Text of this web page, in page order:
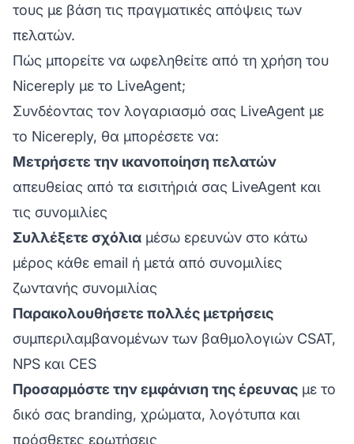
τους με βάση τις πραγματικές απόψεις των
πελατών.
Πώς μπορείτε να ωφεληθείτε από τη χρήση του
Nicereply με το LiveAgent;
Συνδέοντας τον λογαριασμό σας LiveAgent με
το Nicereply, θα μπορέσετε να:
Μετρήσετε την ικανοποίηση πελατών
απευθείας από τα εισιτήριά σας LiveAgent και
τις συνομιλίες
Συλλέξετε σχόλια μέσω ερευνών στο κάτω
μέρος κάθε email ή μετά από συνομιλίες
ζωντανής συνομιλίας
Παρακολουθήσετε πολλές μετρήσεις
συμπεριλαμβανομένων των βαθμολογιών CSAT,
NPS και CES
Προσαρμόστε την εμφάνιση της έρευνας με το
δικό σας branding, χρώματα, λογότυπα και
πρόσθετες ερωτήσεις